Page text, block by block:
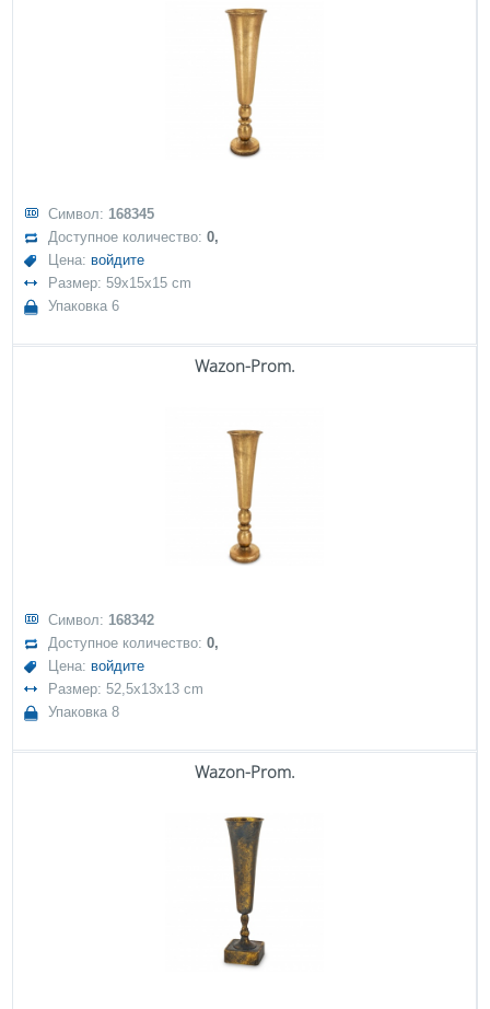
Символ: 168345
Доступное количество:0,
Цена: войдите
Размер: 59x15x15 cm
Упаковка 6
Wazon-Prom.
Символ: 168342
Доступное количество:0,
Цена: войдите
Размер: 52,5x13x13 cm
Упаковка 8
Wazon-Prom.